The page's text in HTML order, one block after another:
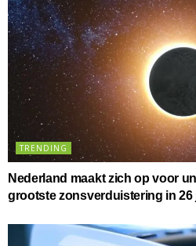
TRENDING
Nederland maakt zich op voor
grootste zonsverduistering in 26